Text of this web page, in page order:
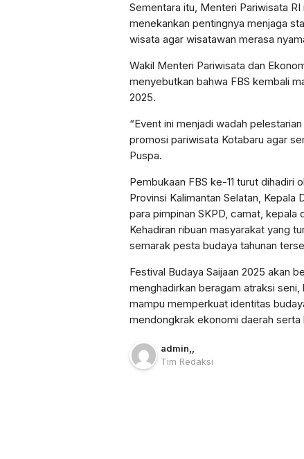
Sementara itu, Menteri Pariwisata
menekankan pentingnya menjaga
wisata agar wisatawan merasa
Wakil Menteri Pariwisata dan
menyebutkan bahwa FBS kembali
2025.
“Event ini menjadi wadah
promosi pariwisata Kotabaru agar
Puspa.
Pembukaan FBS ke-11 turut dihadiri
Provinsi Kalimantan Selatan, Kepala
para pimpinan SKPD, camat, kepala
Kehadiran ribuan masyarakat yang
semarak pesta budaya tahunan
Festival Budaya Saijaan 2025 akan
menghadirkan beragam atraksi
mampu memperkuat identitas
mendongkrak ekonomi daerah
admin
Tim Redaksi